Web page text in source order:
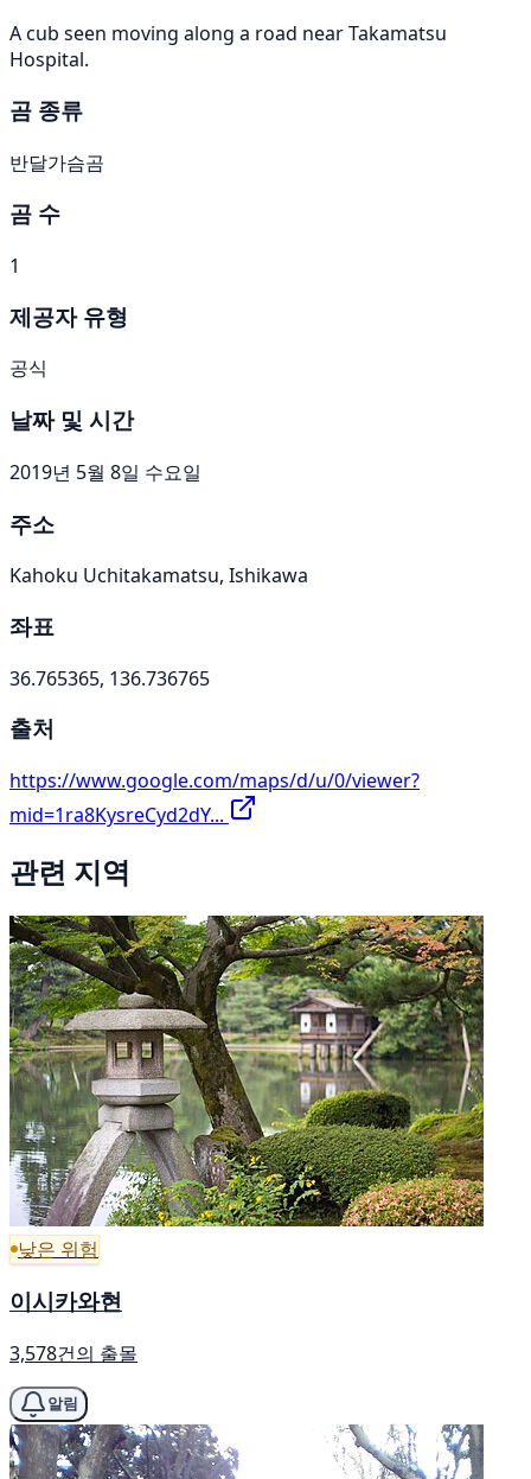
A cub seen moving along a road near Takamatsu
Hospital.
곰 종류
반달가슴곰
곰 수
1
제공자 유형
공식
날짜 및 시간
2019년 5월 8일 수요일
주소
Kahoku Uchitakamatsu, Ishikawa
좌표
36.765365, 136.736765
출처
https://www.google.com/maps/d/u/0/viewer?
mid=1ra8KysreCyd2dY...
관련 지역
낮은 위험
이시카와현
3,578건의 출몰
알림